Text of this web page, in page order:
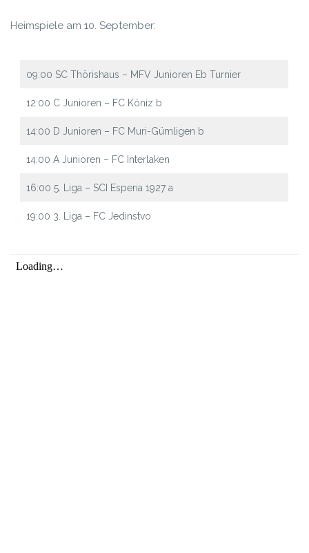
Heimspiele am 10. September:
09:00 SC Thörishaus – MFV Junioren Eb Turnier
12:00 C Junioren – FC Köniz b
14:00 D Junioren – FC Muri-Gümligen b
14:00 A Junioren – FC Interlaken
16:00 5. Liga – SCI Esperia 1927 a
19:00 3. Liga – FC Jedinstvo